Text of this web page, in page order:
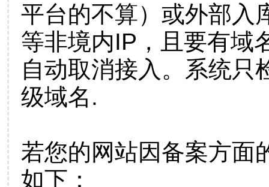
平台的不算）或外部入
等非境内IP，且要有域
自动取消接入。系统只
级域名.
若您的网站因备案方面
如下：